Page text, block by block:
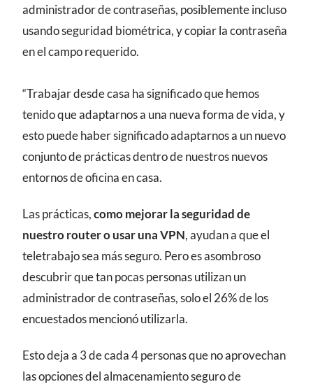
administrador de contraseñas, posiblemente incluso
usando seguridad biométrica, y copiar la contraseña
en el campo requerido.
“Trabajar desde casa ha significado que hemos
tenido que adaptarnos a una nueva forma de vida, y
esto puede haber significado adaptarnos a un nuevo
conjunto de prácticas dentro de nuestros nuevos
entornos de oficina en casa.
Las prácticas,como mejorar la seguridad de
nuestro router o usar una VPN, ayudan a que el
teletrabajo sea más seguro. Pero es asombroso
descubrir que tan pocas personas utilizan un
administrador de contraseñas, solo el 26% de los
encuestados mencionó utilizarla.
Esto deja a 3 de cada 4 personas que no aprovechan
las opciones del almacenamiento seguro de